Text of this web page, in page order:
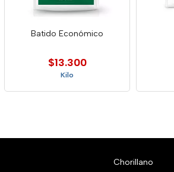
Batido Económico
$13.300
Kilo
Chorillano